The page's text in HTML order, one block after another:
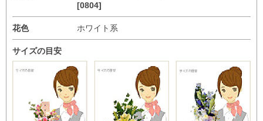
[0804]
花色 ホワイト系
サイズの目安